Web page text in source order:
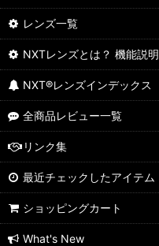
レンズ一覧
NXTレンズとは？ 機能説明
NXT®レンズインデックス
全商品レビュー一覧
リンク集
最近チェックしたアイテム
ショッピングカート
What's New